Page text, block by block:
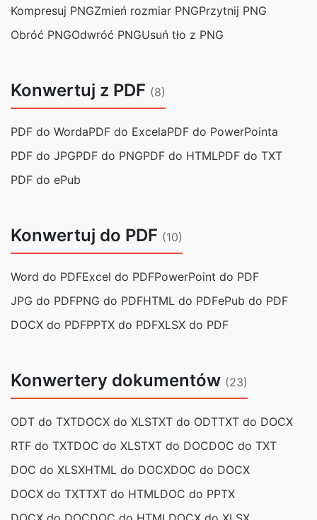
Kompresuj PNGZmień rozmiar PNGPrzytnij PNG
Obróć PNGOdwróć PNGUsuń tło z PNG
Konwertuj z PDF (8)
PDF do WordaPDF do ExcelaPDF do PowerPointa
PDF do JPGPDF do PNGPDF do HTMLPDF do TXT
PDF do ePub
Konwertuj do PDF (10)
Word do PDFExcel do PDFPowerPoint do PDF
JPG do PDFPNG do PDFHTML do PDFePub do PDF
DOCX do PDFPPTX do PDFXLSX do PDF
Konwertery dokumentów (23)
ODT do TXTDOCX do XLSTXT do ODTTXT do DOCX
RTF do TXTDOC do XLSTXT do DOCDOC do TXT
DOC do XLSXHTML do DOCXDOC do DOCX
DOCX do TXTTXT do HTMLDOC do PPTX